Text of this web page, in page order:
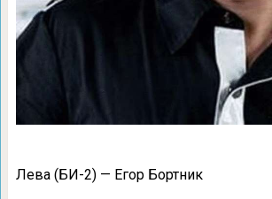
Лева (БИ-2) — Егор Бортник